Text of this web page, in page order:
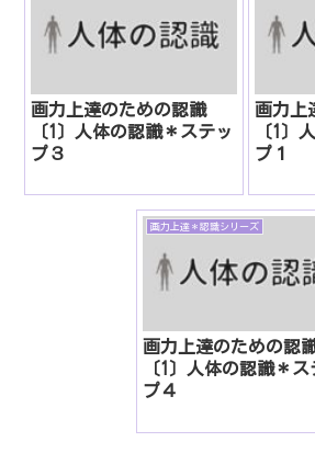
画力上達のための認識
〔1〕人体の認識＊ステッ
プ３
画力上
〔1〕
プ１
画力上達＊認識シリーズ
画力上達のための認
〔1〕人体の認識＊ス
プ４